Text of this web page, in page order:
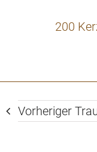
200
Vorheriger